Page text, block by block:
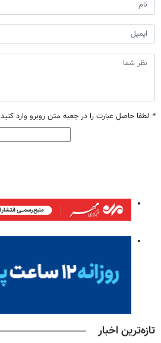
* لطفا حاصل عبارت را در جعبه متن روبرو وارد کنید
تازه‌ترین اخبار